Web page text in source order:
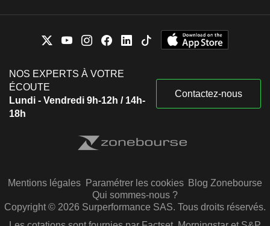
NOS EXPERTS À VOTRE
ÉCOUTE
Lundi - Vendredi 9h-12h / 14h-
18h
Contactez-nous
Mentions légales Paramétrer les cookies Blog Zonebourse
Qui sommes-nous ?
Copyright © 2026 Surperformance SAS. Tous droits réservés.